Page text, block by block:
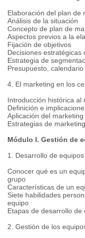
Elaboración del plan de
Análisis de la situación
Concepto de plan de
Aspectos previos a la
Fijación de objetivos
Decisiones estratégicas
Estrategia de
Presupuesto,
4. El marketing en los
Introducción histórica al
Definición e
Aplicación del
Estrategias de
Módulo I. Gestión de
1. Desarrollo de equipos
Conocer qué es un
grupo
Características de un
Siete habilidades
equipo
Etapas de desarrollo
2. Gestión de los